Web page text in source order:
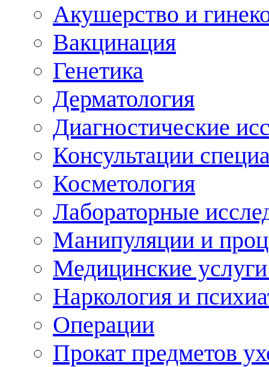
Акушерство и
Вакцинация
Генетика
Дерматология
Диагностические
Консультации
Косметология
Лабораторные
Манипуляции и
Медицинские
Наркология и
Операции
Прокат предметов